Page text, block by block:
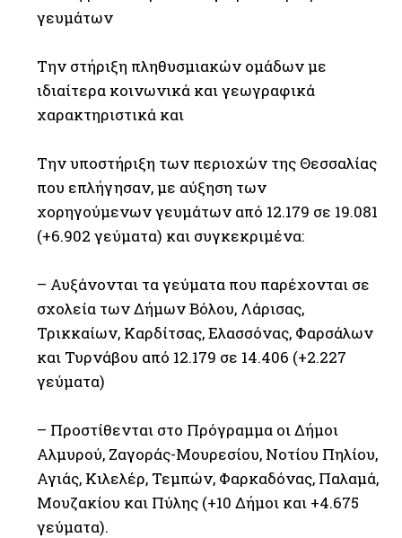
γευμάτων
Την στήριξη πληθυσμιακών ομάδων με
ιδιαίτερα κοινωνικά και γεωγραφικά
χαρακτηριστικά και
Την υποστήριξη των περιοχών της Θεσσαλίας
που επλήγησαν, με αύξηση των
χορηγούμενων γευμάτων από 12.179 σε 19.081
(+6.902 γεύματα) και συγκεκριμένα:
– Αυξάνονται τα γεύματα που παρέχονται σε
σχολεία των Δήμων Βόλου, Λάρισας,
Τρικκαίων, Καρδίτσας, Ελασσόνας, Φαρσάλων
και Τυρνάβου από 12.179 σε 14.406 (+2.227
γεύματα)
– Προστίθενται στο Πρόγραμμα οι Δήμοι
Αλμυρού, Ζαγοράς-Μουρεσίου, Νοτίου Πηλίου,
Αγιάς, Κιλελέρ, Τεμπών, Φαρκαδόνας, Παλαμά,
Μουζακίου και Πύλης (+10 Δήμοι και +4.675
γεύματα).